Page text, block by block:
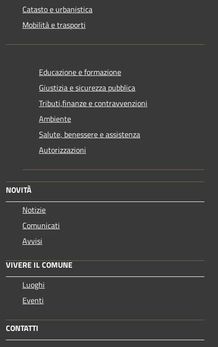
Catasto e urbanistica
Mobilità e trasporti
Educazione e formazione
Giustizia e sicurezza pubblica
Tributi,finanze e contravvenzioni
Ambiente
Salute, benessere e assistenza
Autorizzazioni
NOVITÀ
Notizie
Comunicati
Avvisi
VIVERE IL COMUNE
Luoghi
Eventi
CONTATTI